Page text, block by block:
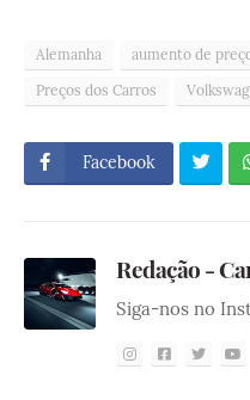
Alemanha aumento de
Preços dos Carros
Facebook
Redação -
Siga-nos no